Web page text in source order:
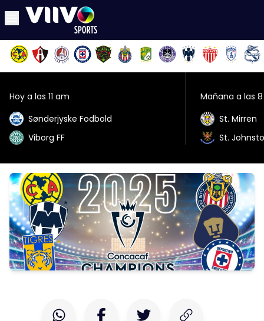
Hoy a las 11 am
Sønderjyske Fodbold
Viborg FF
Mañana a las
St. Mirren
St.